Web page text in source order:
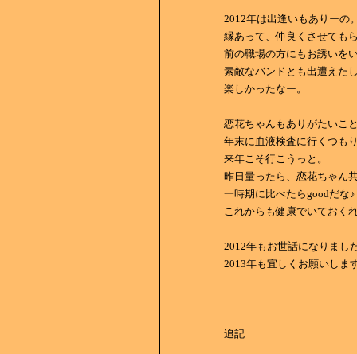
2012年は出逢いもありーの
縁あって、仲良くさせても
前の職場の方にもお誘いを
素敵なバンドとも出遭えた
楽しかったなー。
恋花ちゃんもありがたいこ
年末に血液検査に行くつも
来年こそ行こうっと。
昨日量ったら、恋花ちゃん
一時期に比べたらgoodだな♪
これからも健康でいておく
2012年もお世話になりまし
2013年も宜しくお願いしま
追記